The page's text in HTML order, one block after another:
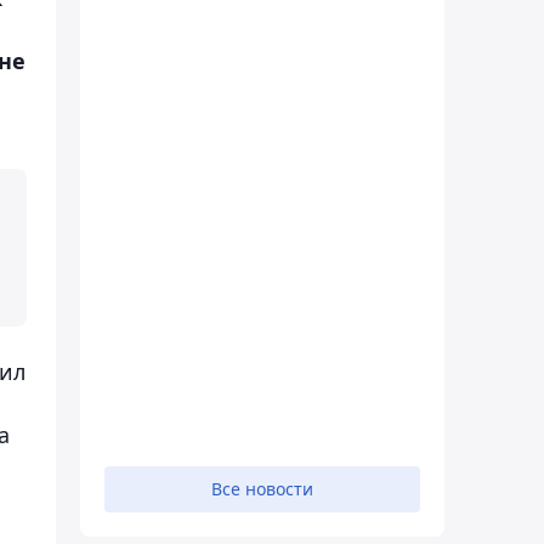
Все новости